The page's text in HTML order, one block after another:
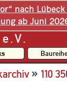
nach
ab Juni
» 110